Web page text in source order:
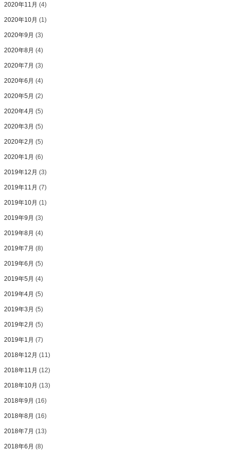
2020年11月 (4)
2020年10月 (1)
2020年9月 (3)
2020年8月 (4)
2020年7月 (3)
2020年6月 (4)
2020年5月 (2)
2020年4月 (5)
2020年3月 (5)
2020年2月 (5)
2020年1月 (6)
2019年12月 (3)
2019年11月 (7)
2019年10月 (1)
2019年9月 (3)
2019年8月 (4)
2019年7月 (8)
2019年6月 (5)
2019年5月 (4)
2019年4月 (5)
2019年3月 (5)
2019年2月 (5)
2019年1月 (7)
2018年12月 (11)
2018年11月 (12)
2018年10月 (13)
2018年9月 (16)
2018年8月 (16)
2018年7月 (13)
2018年6月 (8)